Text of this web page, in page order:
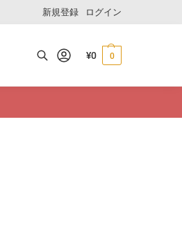
新規登録 ログイン
¥0 0